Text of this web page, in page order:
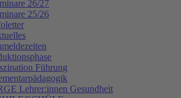
26/27
25/26
Führung
Lehrer:innen Gesundheit